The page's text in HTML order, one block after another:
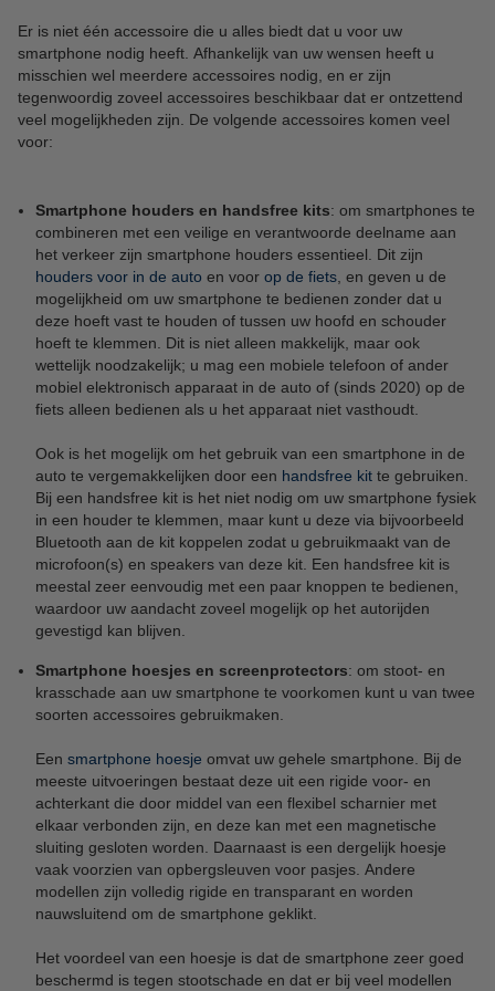
Er is niet één accessoire die u alles biedt dat u voor uw
smartphone nodig heeft. Afhankelijk van uw wensen heeft u
misschien wel meerdere accessoires nodig, en er zijn
tegenwoordig zoveel accessoires beschikbaar dat er ontzettend
veel mogelijkheden zijn. De volgende accessoires komen veel
voor:
Smartphone houders en handsfree kits: om smartphones te
combineren met een veilige en verantwoorde deelname aan
het verkeer zijn smartphone houders essentieel. Dit zijn
houders voor in de auto en voor op de fiets , en geven u de
mogelijkheid om uw smartphone te bedienen zonder dat u
deze hoeft vast te houden of tussen uw hoofd en schouder
hoeft te klemmen. Dit is niet alleen makkelijk, maar ook
wettelijk noodzakelijk; u mag een mobiele telefoon of ander
mobiel elektronisch apparaat in de auto of (sinds 2020) op de
fiets alleen bedienen als u het apparaat niet vasthoudt.
Ook is het mogelijk om het gebruik van een smartphone in de
auto te vergemakkelijken door een handsfree kit te gebruiken.
Bij een handsfree kit is het niet nodig om uw smartphone fysiek
in een houder te klemmen, maar kunt u deze via bijvoorbeeld
Bluetooth aan de kit koppelen zodat u gebruikmaakt van de
microfoon(s) en speakers van deze kit. Een handsfree kit is
meestal zeer eenvoudig met een paar knoppen te bedienen,
waardoor uw aandacht zoveel mogelijk op het autorijden
gevestigd kan blijven.
Smartphone hoesjes en screenprotectors: om stoot- en
krasschade aan uw smartphone te voorkomen kunt u van twee
soorten accessoires gebruikmaken.
Een smartphone hoesje omvat uw gehele smartphone. Bij de
meeste uitvoeringen bestaat deze uit een rigide voor- en
achterkant die door middel van een flexibel scharnier met
elkaar verbonden zijn, en deze kan met een magnetische
sluiting gesloten worden. Daarnaast is een dergelijk hoesje
vaak voorzien van opbergsleuven voor pasjes. Andere
modellen zijn volledig rigide en transparant en worden
nauwsluitend om de smartphone geklikt.
Het voordeel van een hoesje is dat de smartphone zeer goed
beschermd is tegen stootschade en dat er bij veel modellen